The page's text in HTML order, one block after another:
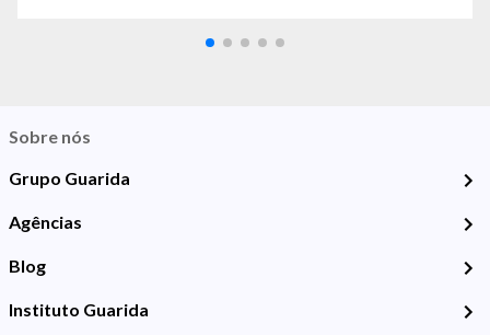
Sobre nós
Grupo Guarida
Agências
Blog
Instituto Guarida